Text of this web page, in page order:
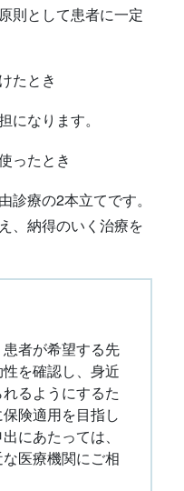
則として患者に一定
たとき
なります。
ったとき
療の2本立てです。
、納得のいく治療を
者が希望する先
を確認し、身近
るようにするた
険適用を目指し
にあたっては、
医療機関にご相